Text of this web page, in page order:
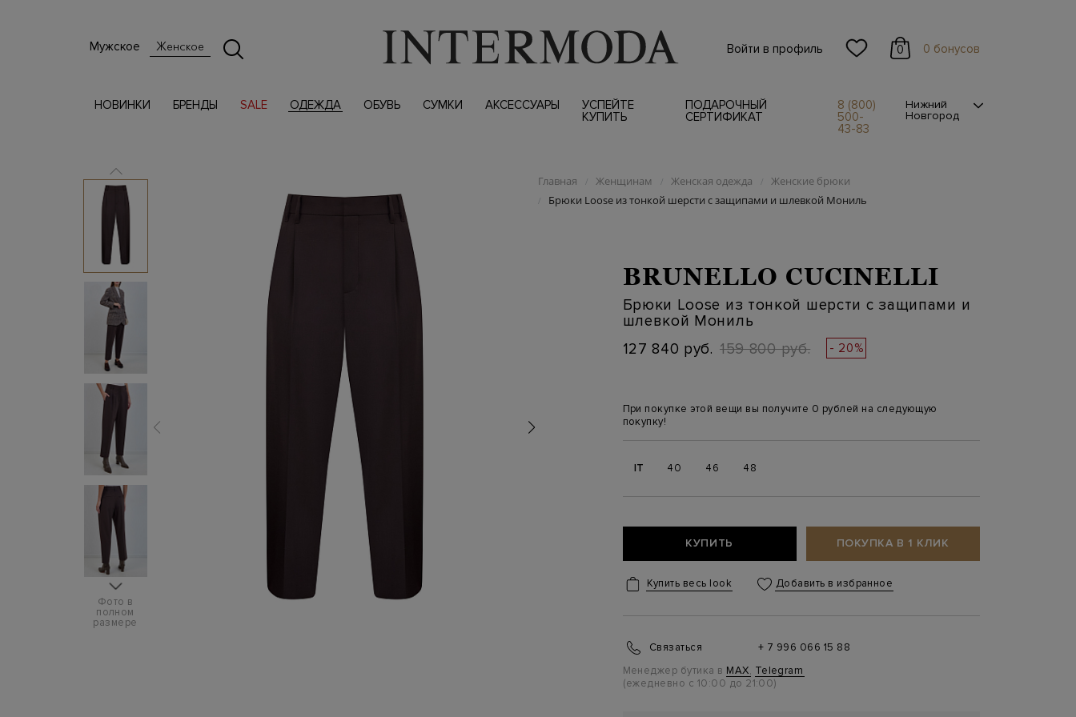
Мужское Женское Войти в профиль 0 0 бонусов
НОВИНКИ БРЕНДЫ SALE ОДЕЖДА ОБУВЬ СУМКИ АКСЕССУАРЫ
УСПЕЙТЕ
КУПИТЬ
ПОДАРОЧНЫЙ
СЕРТИФИКАТ
8 (800)
500-
43-83
Нижний
Новгород
Фото в
полном
размере
Главная / Женщинам / Женская одежда / Женские брюки
/ Брюки Loose из тонкой шерсти с защипами и шлевкой Мониль
BRUNELLO CUCINELLI
Брюки Loose из тонкой шерсти с защипами и
шлевкой Мониль
127 840 руб. 159 800 руб. - 20%
При покупке этой вещи вы получите 0 рублей на следующую
покупку!
IT 40 46 48
КУПИТЬ ПОКУПКА В 1 КЛИК
Купить весь look Добавить в избранное
Связаться
+ 7 996 066 15 88
Менеджер бутика в MAX, Telegram
(ежедневно с 10:00 до 21:00)